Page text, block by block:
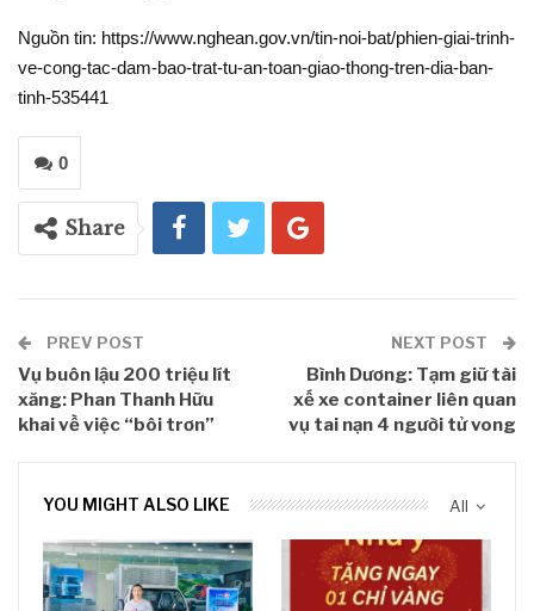
Nguồn tin: https://www.nghean.gov.vn/tin-noi-bat/phien-giai-trinh-
ve-cong-tac-dam-bao-trat-tu-an-toan-giao-thong-tren-dia-ban-
tinh-535441
0
Share
PREV POST
Vụ buôn lậu 200 triệu lít
xăng: Phan Thanh Hữu
khai về việc “bôi trơn”
NEXT POST
Bình Dương: Tạm giữ tài
xế xe container liên quan
vụ tai nạn 4 người tử vong
All
YOU MIGHT ALSO LIKE